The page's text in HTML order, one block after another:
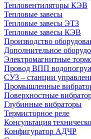
Тепловентиляторы КЭВ
Тепловые завесы
Тепловые завесы ЭТЗ
Тепловые завесы КЭВ
Производство
Дополнительное
Электромагнитные
Провод ВПП
СУЗ – станции
Промышленные
Поверхностные
Глубинные вибраторы
Термисторное реле
Консультация
Конфигуратор АДЧР